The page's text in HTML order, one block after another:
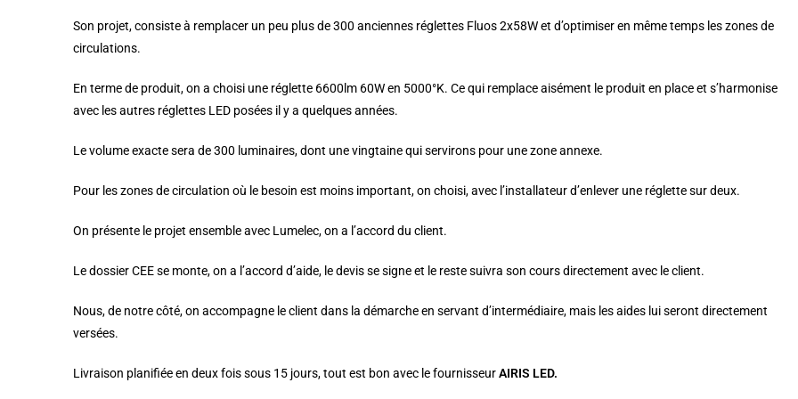
Son projet, consiste à remplacer un peu plus de 300 anciennes réglettes Fluos 2x58W et d’optimiser en même temps les zones de
circulations.
En terme de produit, on a choisi une réglette 6600lm 60W en 5000°K. Ce qui remplace aisément le produit en place et s’harmonise
avec les autres réglettes LED posées il y a quelques années.
Le volume exacte sera de 300 luminaires, dont une vingtaine qui servirons pour une zone annexe.
Pour les zones de circulation où le besoin est moins important, on choisi, avec l’installateur d’enlever une réglette sur deux.
On présente le projet ensemble avec Lumelec, on a l’accord du client.
Le dossier CEE se monte, on a l’accord d’aide, le devis se signe et le reste suivra son cours directement avec le client.
Nous, de notre côté, on accompagne le client dans la démarche en servant d’intermédiaire, mais les aides lui seront directement
versées.
Livraison planifiée en deux fois sous 15 jours, tout est bon avec le fournisseurAIRIS LED.